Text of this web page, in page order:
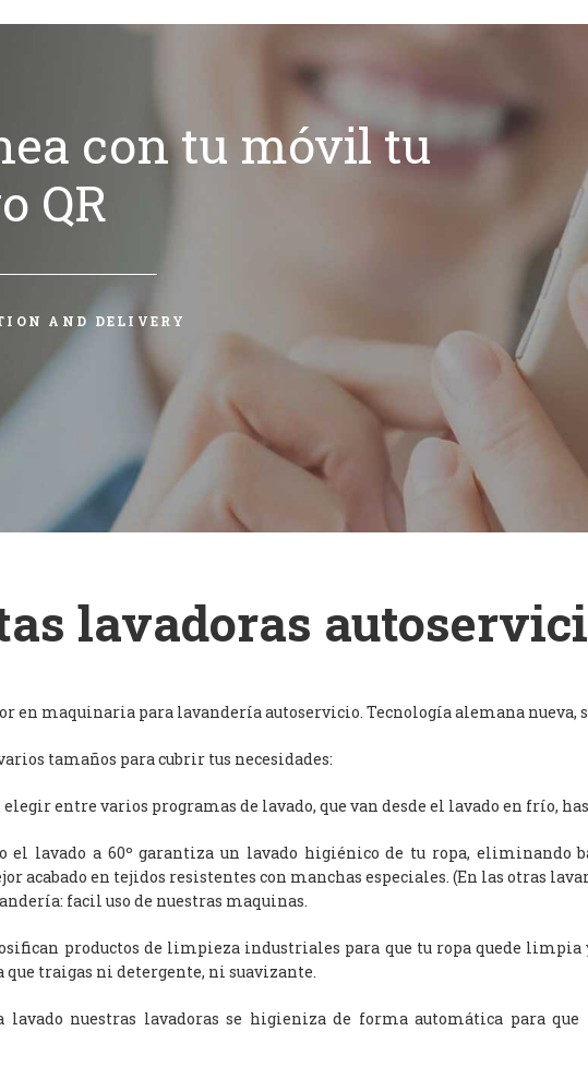
con tu móvil tu
QR
AND DELIVERY
lavadoras
en maquinaria para lavandería autoservicio. Tecnología alemana nueva,
tamaños para cubrir tus necesidades:
entre varios programas de lavado, que van desde el lavado en frío,
el lavado a 60º garantiza un lavado higiénico de tu ropa, eliminando
acabado en tejidos resistentes con manchas especiales. (En las otras
facil uso de nuestras maquinas.
productos de limpieza industriales para que tu ropa quede limpia
que traigas ni detergente, ni suavizante.
lavado nuestras lavadoras se higieniza de forma automática para